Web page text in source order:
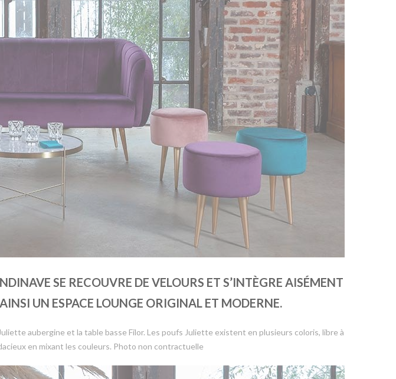
SE RECOUVRE DE VELOURS ET S’INTÈGRE AISÉMENT
UN ESPACE LOUNGE ORIGINAL ET MODERNE.
aubergine et la table basse Filor. Les poufs Juliette existent en plusieurs coloris, libre à
en mixant les couleurs. Photo non contractuelle